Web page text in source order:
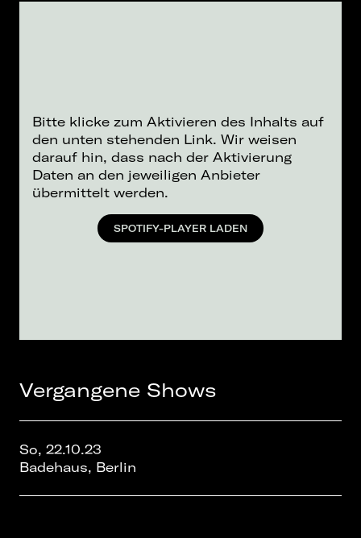
Bitte klicke zum Aktivieren des Inhalts auf
den unten stehenden Link. Wir weisen
darauf hin, dass nach der Aktivierung
Daten an den jeweiligen Anbieter
übermittelt werden.
SPOTIFY-PLAYER LADEN
Vergangene Shows
So, 22.10.23
Badehaus, Berlin